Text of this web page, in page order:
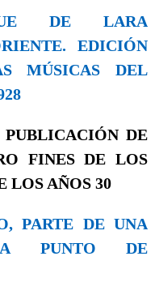
DE LARA
EDICIÓN
MÚSICAS DEL
DE
FINES DE LOS
LOS AÑOS 30
PARTE DE UNA
PUNTO DE